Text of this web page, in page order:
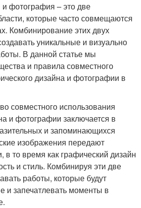
фотография – это две
которые часто совмещаются
Комбинирование этих двух
уникальные и визуально
В данной статье мы
и правила совместного
дизайна и фотографии в
совместного использования
и фотографии заключается в
и запоминающихся
изображения передают
в то время как графический дизайн
и стиль. Комбинируя эти две
работы, которые будут
и запечатлевать моменты в